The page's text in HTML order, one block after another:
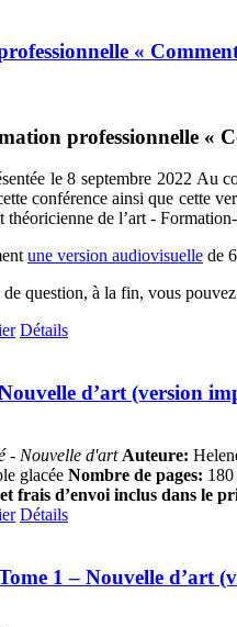
«
professionnelle «
le 8 septembre 2022 Au
conférence ainsi que cette
théoricienne de l’art -
une version audiovisuelle de
question, à la fin, vous
Détails
d’art (version
- Nouvelle d'art Auteure:
glacée Nombre de pages:
frais d’envoi inclus dans le
Détails
1 – Nouvelle d’art